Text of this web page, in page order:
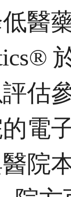
醫
估
電
院